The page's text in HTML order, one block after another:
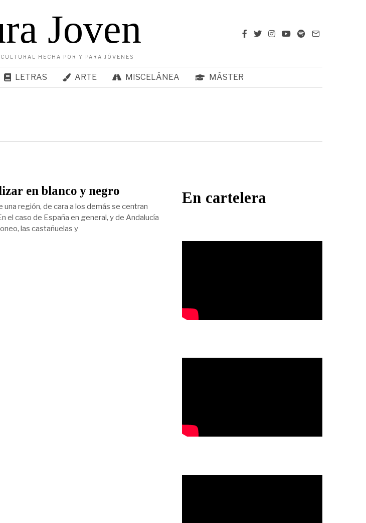
Joven
HECHA POR Y PARA JÓVENES
LETRAS ARTE MISCELÁNEA MÁSTER
en blanco y negro
región, de cara a los demás se centran
el caso de España en general, y de Andalucía
las castañuelas y
En cartelera